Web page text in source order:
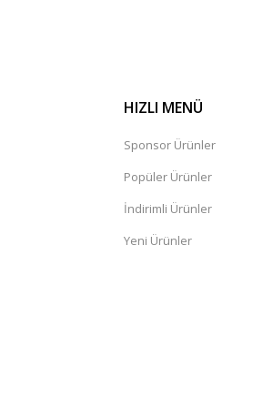
HIZLI MENÜ
Sponsor Ürünler
Popüler Ürünler
İndirimli Ürünler
Yeni Ürünler